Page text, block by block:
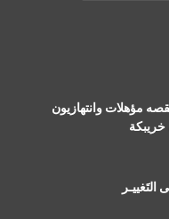
مؤهلات وانتهازيون